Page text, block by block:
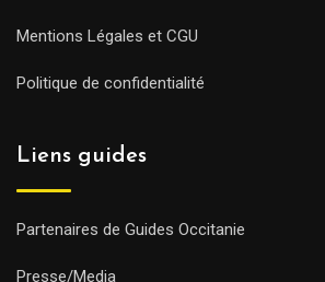
Mentions Légales et CGU
Politique de confidentialité
Liens guides
Partenaires de Guides Occitanie
Presse/Media